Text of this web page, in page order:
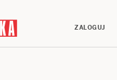
ZALOGUJ